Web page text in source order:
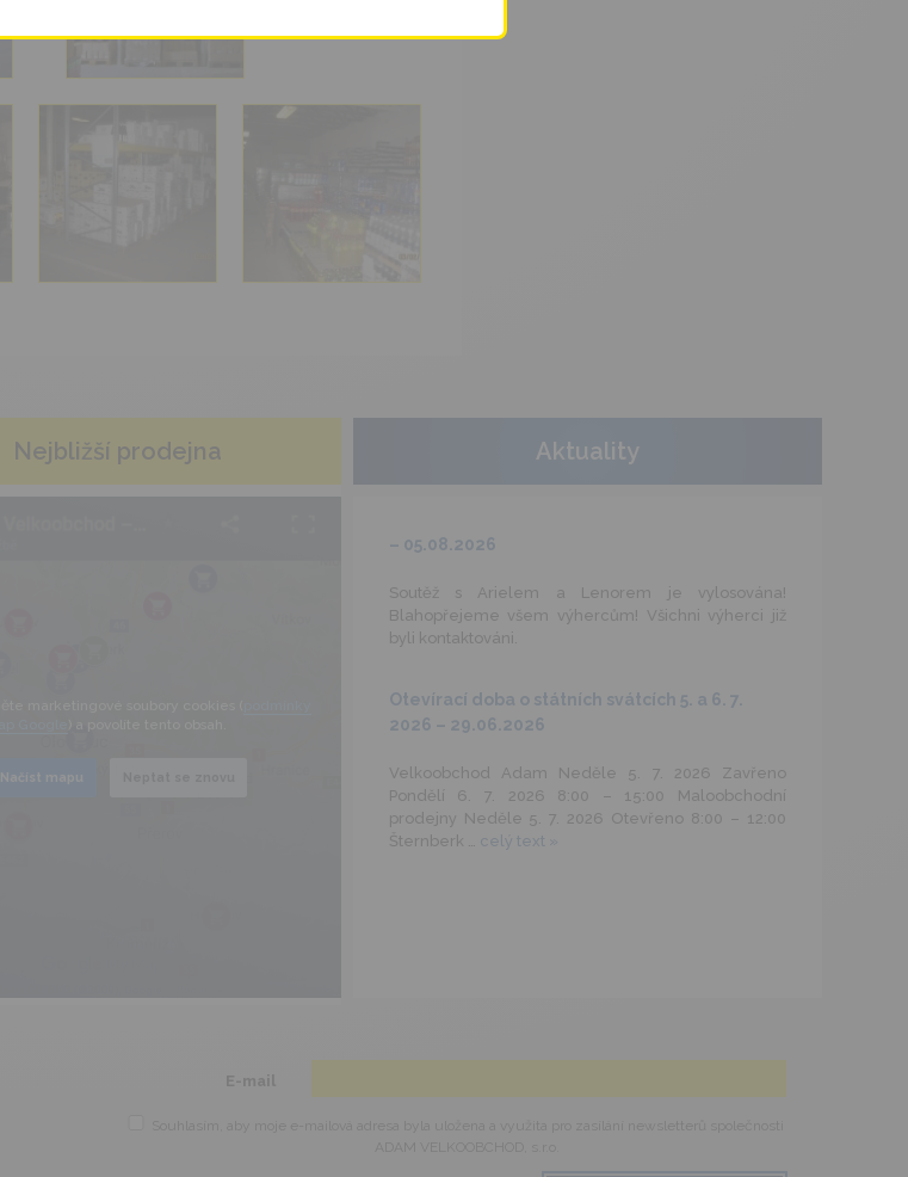
Nejbližší prodejna
Načíst mapu
Aktuality
– 05.08.2026
Soutěž s Arielem a Lenorem je vylosována!
Blahopřejeme všem výhercům! Všichni výherci již
byli kontaktováni.
Otevírací doba o státních svátcích 5. a 6. 7.
2026 – 29.06.2026
Velkoobchod Adam Neděle 5. 7. 2026 Zavřeno
Pondělí 6. 7. 2026 8:00 – 15:00 Maloobchodní
prodejny Neděle 5. 7. 2026 Otevřeno 8:00 – 12:00
Šternberk … celý text »
E-mail